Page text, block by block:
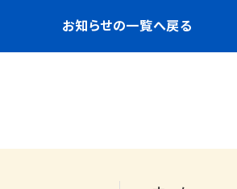
お知らせの一覧へ戻る